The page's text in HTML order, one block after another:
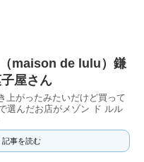
maison de lulu）鎌
屋さん
上がったみたいだけど買って
選んだお店がメゾン ド ルル
記事を読む